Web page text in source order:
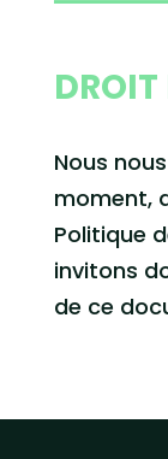
Nous
moment,
Politique
invitons
de ce